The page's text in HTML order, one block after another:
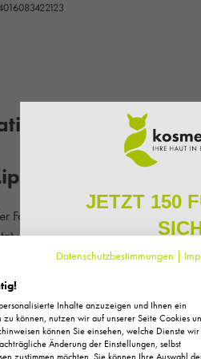
"LIP PENCIL
Farbe Rosenholz von Hildegard
vor dem Auslaufen des
und hochwertiger
Effekte. Ob zur
angenehm cremige Mine
JETZT 150
Melden Sie sich zu
regelmäßig exklusive
Pflege, neue Produkte
Als kleines Dankeschön für
Ihnen150 Fuchstaler*, die
Einkauf
Datenschutzbestimmungen |
Inhalte anzuzeigen und Ihnen ein
können, nutzen wir auf unserer Seite Cookies
können Sie einsehen, welche Dienste wir
Änderung der Einstellungen, selbst